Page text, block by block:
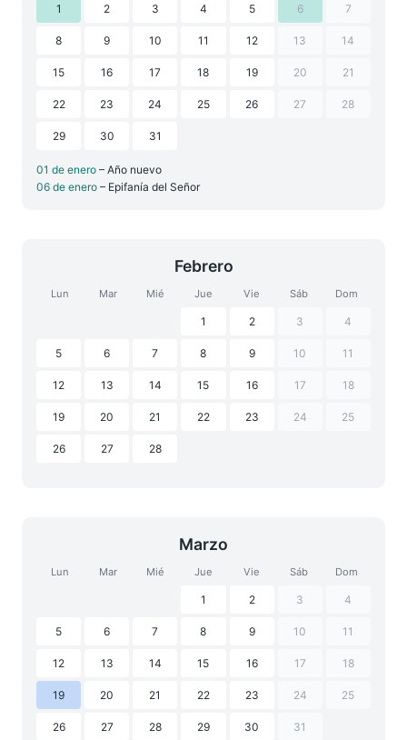
1 2 3 4 5 6 7
8 9 10 11 12 13 14
15 16 17 18 19 20 21
22 23 24 25 26 27 28
29 30 31
01 de enero – Año nuevo
06 de enero – Epifanía del Señor
Febrero
Lun Mar Mié Jue Vie Sáb Dom
1 2 3 4
5 6 7 8 9 10 11
12 13 14 15 16 17 18
19 20 21 22 23 24 25
26 27 28
Marzo
Lun Mar Mié Jue Vie Sáb Dom
1 2 3 4
5 6 7 8 9 10 11
12 13 14 15 16 17 18
19 20 21 22 23 24 25
26 27 28 29 30 31